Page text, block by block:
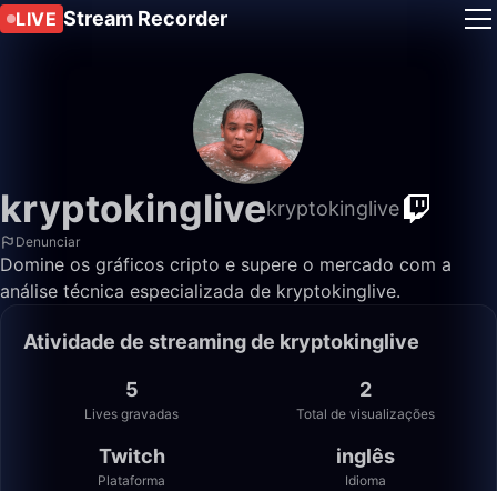
LIVE Stream Recorder
kryptokinglivekryptokinglive
Denunciar
Domine os gráficos cripto e supere o mercado com a
análise técnica especializada de kryptokinglive.
Atividade de streaming de kryptokinglive
5
Lives gravadas
2
Total de visualizações
Twitch
Plataforma
inglês
Idioma